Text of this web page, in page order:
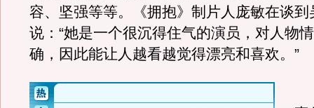
容、坚强等等。《拥抱》制片人庞敏在谈到
说：“她是一个很沉得住气的演员，对人物
确，因此能让人越看越觉得漂亮和喜欢。”